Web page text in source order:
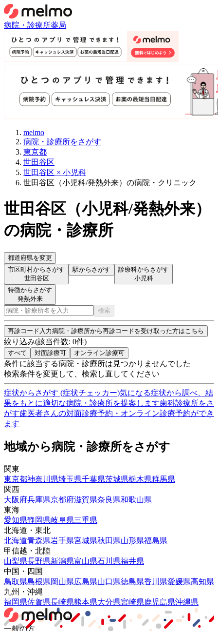
病院・診療所薬局
melmo
病院・診療所をさがす
東京都
世田谷区
世田谷区 × 小児科
世田谷区（小児科/発熱外来）の病院・クリニック
世田谷区 （小児科/発熱外来）
の病院・診療所
都道府県を変更
市区町村からさがす
世田谷区
駅からさがす
診療科からさがす
小児科
特徴からさがす
発熱外来
検索
再診コード入力病院・診療所から再診コードを受け取った方はこちら
絞り込み(該当件数: 0件)
すべて 対面診療可 オンライン診療可
条件に該当する病院・診療所は見つかりませんでした
検索条件を変更して、検索し直してください
症状からさがす (症状チェッカー)気になる症状から調べ、結
果をもとに適切な病院・診療所を提案します歯科診療所をさ
がす歯医者さんの対面診療予約・オンライン診療予約ができ
ます
地域から病院・診療所をさがす
関東
東京都神奈川県埼玉県千葉県茨城県栃木県群馬県
関西
大阪府兵庫県京都府滋賀県奈良県和歌山県
東海
愛知県静岡県岐阜県三重県
北海道・東北
北海道青森県岩手県宮城県秋田県山形県福島県
甲信越・北陸
山梨県長野県新潟県富山県石川県福井県
中国・四国
鳥取県島根県岡山県広島県山口県徳島県香川県愛媛県高知県
九州・沖縄
福岡県佐賀県長崎県熊本県大分県宮崎県鹿児島県沖縄県
一般の方